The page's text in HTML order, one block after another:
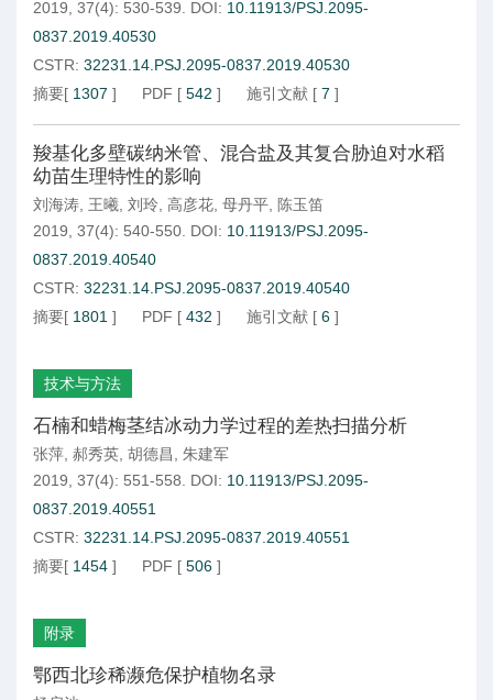
2019, 37(4): 530-539.
DOI: 10.11913/PSJ.2095-
0837.2019.40530
CSTR: 32231.14.PSJ.2095-0837.2019.40530
摘要[ 1307 ] PDF [ 542 ] 施引文献 [ 7 ]
羧基化多壁碳纳米管、混合盐及其复合胁迫对水稻
幼苗生理特性的影响
刘海涛 王曦 刘玲 高彦花 母丹平
陈玉笛
2019, 37(4): 540-550. DOI: 10.11913/PSJ.2095-
0837.2019.40540
CSTR: 32231.14.PSJ.2095-0837.2019.40540
摘要[ 1801 ] PDF [ 432 ] 施引文献 [ 6 ]
技术与方法
石楠和蜡梅茎结冰动力学过程的差热扫描分析
张萍 郝秀英 胡德昌
朱建军
2019, 37(4): 551-558.
DOI: 10.11913/PSJ.2095-
0837.2019.40551
CSTR: 32231.14.PSJ.2095-0837.2019.40551
摘要[ 1454 ] PDF [ 506 ]
附录
鄂西北珍稀濒危保护植物名录